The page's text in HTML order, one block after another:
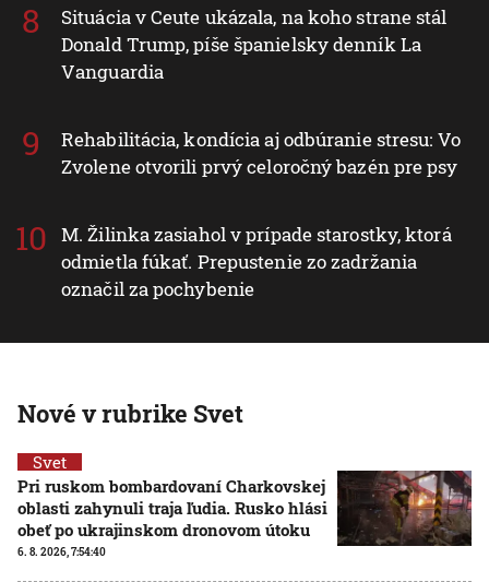
Situácia v Ceute ukázala, na koho strane stál
Donald Trump, píše španielsky denník La
Vanguardia
Rehabilitácia, kondícia aj odbúranie stresu: Vo
Zvolene otvorili prvý celoročný bazén pre psy
M. Žilinka zasiahol v prípade starostky, ktorá
odmietla fúkať. Prepustenie zo zadržania
označil za pochybenie
Nové v rubrike Svet
Svet
Pri ruskom bombardovaní Charkovskej
oblasti zahynuli traja ľudia. Rusko hlási
obeť po ukrajinskom dronovom útoku
6. 8. 2026, 7:54:40